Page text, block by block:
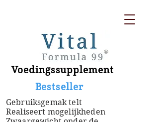
Voedingssupplement
​ Bestseller
Gebruiksgemak telt
Realiseert mogelijkheden